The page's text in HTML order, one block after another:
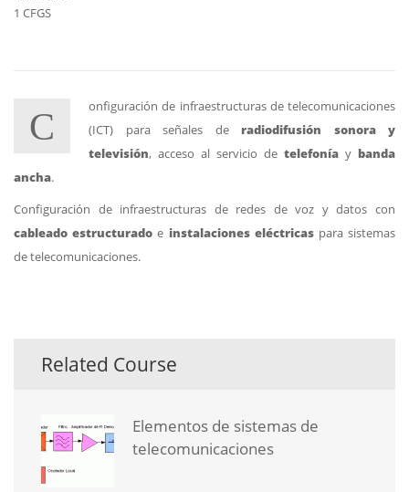
1 CFGS
C
onfiguración de infraestructuras de telecomunicaciones
(ICT) para señales de radiodifusión sonora y
televisión, acceso al servicio de telefonía y banda
ancha.
Configuración de infraestructuras de redes de voz y datos con
cableado estructurado e instalaciones eléctricaspara sistemas
de telecomunicaciones.
Related Course
Elementos de sistemas de
telecomunicaciones